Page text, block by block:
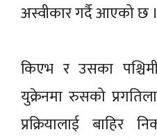
अस्वीकार गर्दै आएको छ ।
किएभ र उसका
युक्रेनमा रुसको
प्रक्रियालाई बाहिर